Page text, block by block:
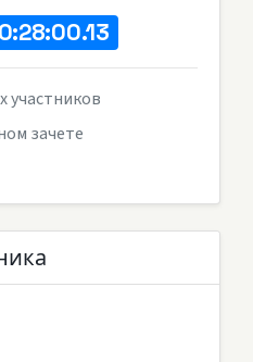
участников
зачете